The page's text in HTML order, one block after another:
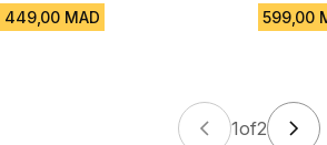
449,00 MAD 599,00
1of2